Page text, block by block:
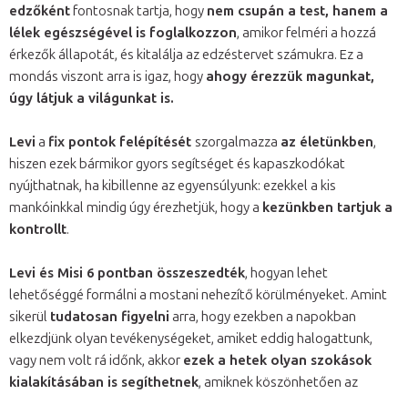
edzőkéntfontosnak tartja, hogy nem csupán a test, hanem a
lélek egészségével is foglalkozzon, amikor felméri a hozzá
érkezők állapotát, és kitalálja az edzéstervet számukra. Ez a
mondás viszont arra is igaz, hogy ahogy érezzük magunkat,
úgy látjuk a világunkat is.
Levi a fix pontok felépítését szorgalmazza az életünkben,
hiszen ezek bármikor gyors segítséget és kapaszkodókat
nyújthatnak, ha kibillenne az egyensúlyunk: ezekkel a kis
mankóinkkal mindig úgy érezhetjük, hogy a kezünkben tartjuk a
kontrollt.
Levi és Misi 6 pontban összeszedték, hogyan lehet
lehetőséggé formálni a mostani nehezítő körülményeket. Amint
sikerül tudatosan figyelni arra, hogy ezekben a napokban
elkezdjünk olyan tevékenységeket, amiket eddig halogattunk,
vagy nem volt rá időnk, akkor ezek a hetek olyan szokások
kialakításában is segíthetnek, amiknek köszönhetően az